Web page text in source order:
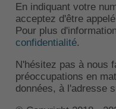
En indiquant votre
acceptez d'être
Pour plus
confidentialité.
N'hésitez pas à nous
préoccupations en
données, à l'adresse